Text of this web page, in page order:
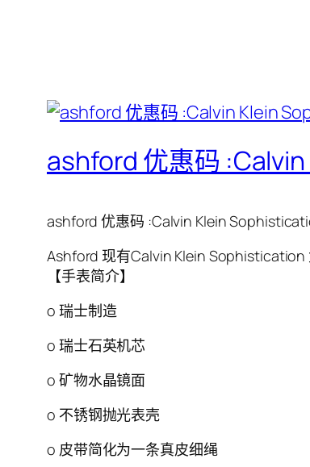
ashford 优惠码
ashford 优惠码 :Calvin Klein
Ashford 现有Calvin Klein Sophistication
【手表简介】
o 瑞士制造
o 瑞士石英机芯
o 矿物水晶镜面
o 不锈钢抛光表壳
o 皮带简化为一条真皮细绳